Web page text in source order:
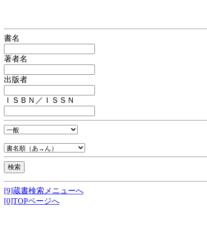
書名
著者名
出版者
ＩＳＢＮ／ＩＳＳＮ
[9]蔵書検索メニューへ
[0]TOPページへ